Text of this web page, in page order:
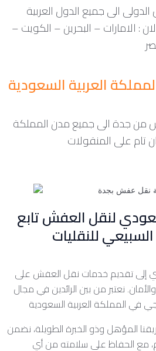
الى جميع الدول العربية
: الامارات – البحرين – الكويت –
العربية السعودية
من جدة الى جميع مدن المملكة
لنقل العفش تابع
للنقليات
إلى تقديم خدمات نقل العفش على
نعتبر من بين الرائدين في مجال
المؤهل وذو الخبرة الطويلة، نضمن
مع الحفاظ على سلامته من أي